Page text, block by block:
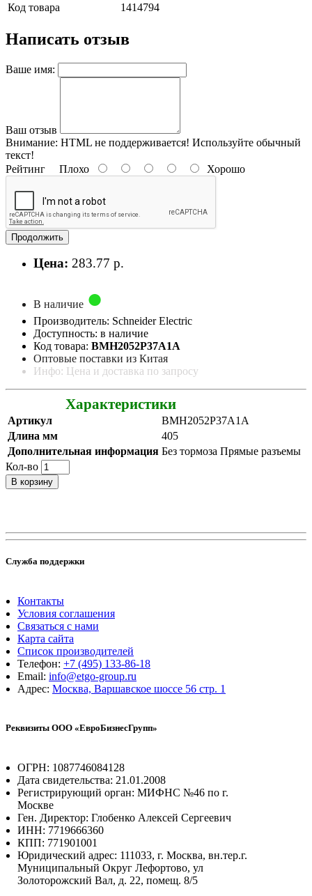
Код товара
1414794
Написать отзыв
Ваше имя:
Ваш отзыв
Внимание: HTML не поддерживается! Используйте обычный
текст!
Рейтинг Плохо Хорошо
Продолжить
Цена: 283.77 р.
В наличие
Производитель: Schneider Electric
Доступность: в наличие
Код товара: BMH2052P37A1A
Оптовые поставки из Китая
Инфо: Цена и доставка по запросу
Характеристики
Артикул
BMH2052P37A1A
Длина мм
405
Дополнительная информация Без тормоза Прямые разъемы
Кол-во
В корзину
Служба поддержки
Контакты
Условия соглашения
Связаться с нами
Карта сайта
Список производителей
Телефон: +7 (495) 133-86-18
Email: info@etgo-group.ru
Адрес: Москва, Варшавское шоссе 56 стр. 1
Реквизиты ООО «ЕвроБизнесГрупп»
ОГРН: 1087746084128
Дата свидетельства: 21.01.2008
Регистрирующий орган: МИФНС №46 по г.
Москве
Ген. Директор: Глобенко Алексей Сергеевич
ИНН: 7719666360
КПП: 771901001
Юридический адрес: 111033, г. Москва, вн.тер.г.
Муниципальный Округ Лефортово, ул
Золоторожский Вал, д. 22, помещ. 8/5